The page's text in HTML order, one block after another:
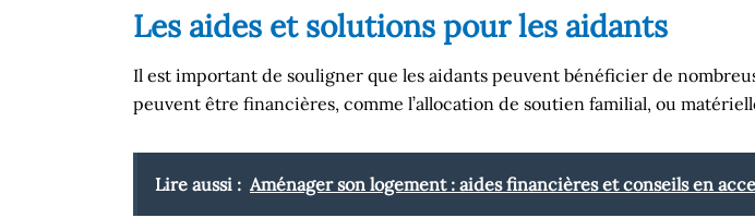
Les aides et solutions pour les aidants
Il est important de souligner que les aidants peuvent bénéficier de
peuvent être financières, comme l’allocation de soutien familial, ou
Lire aussi : Aménager son logement : aides financières et conseils en